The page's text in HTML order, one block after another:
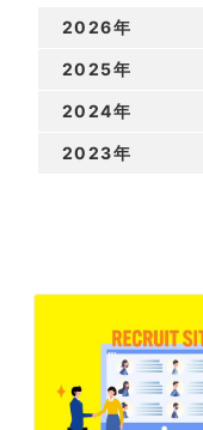
2026年
2025年
2024年
2023年